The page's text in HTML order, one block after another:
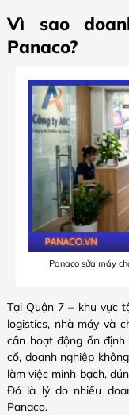
Vì sao
Panaco?
Panaco sửa máy
Tại Quận 7 – khu vực
logistics, nhà máy và
cần hoạt động ổn
cố, doanh nghiệp
làm việc minh bạch,
Đó là lý do nhiều
Panaco.